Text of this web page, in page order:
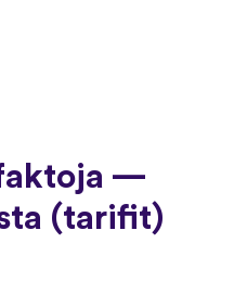
—
(tarifit)